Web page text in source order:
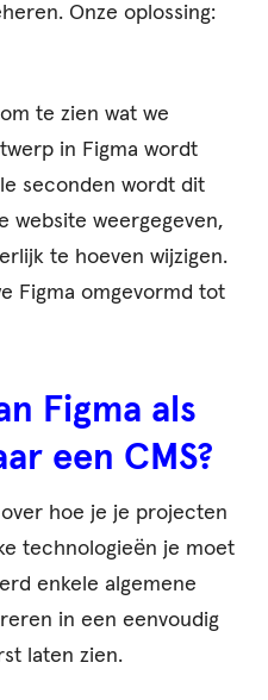
Onze oplossing:
te zien wat we
in Figma wordt
seconden wordt dit
website weergegeven,
te hoeven wijzigen.
Figma omgevormd tot
Figma als
een CMS?
hoe je je projecten
technologieën je moet
enkele algemene
in een eenvoudig
laten zien.